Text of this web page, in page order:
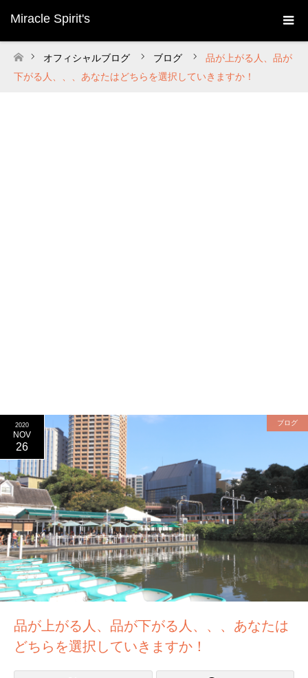
Miracle Spirit's
ホーム
オフィシャルブログ ブログ
品が上がる人、品が
下がる人、、、あなたはどちらを選択していきますか！
2020
NOV
26
ブログ
品が上がる人、品が下がる人、、、あなたは
どちらを選択していきますか！